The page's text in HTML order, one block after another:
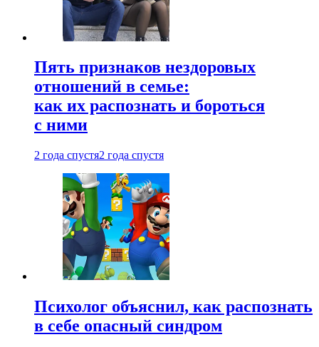
Пять признаков нездоровых
отношений в семье:
как их распознать и бороться
с ними
2 года спустя2 года спустя
Психолог объяснил, как распознать
в себе опасный синдром